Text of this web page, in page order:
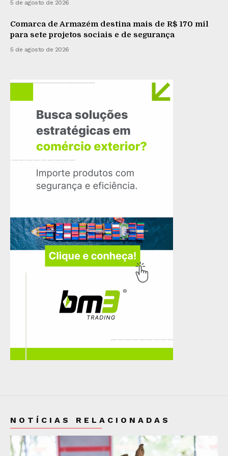
5 de agosto de 2026
Comarca de Armazém destina mais de R$ 170 mil
para sete projetos sociais e de segurança
5 de agosto de 2026
NOTÍCIAS RELACIONADAS